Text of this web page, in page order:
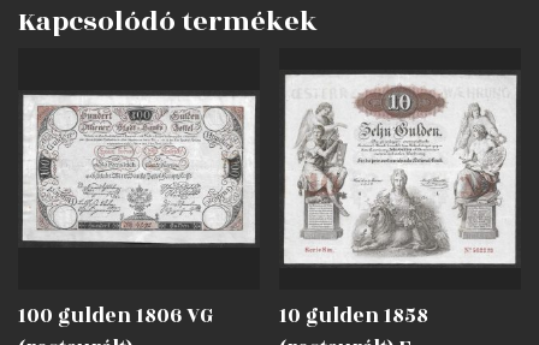
Kapcsolódó termékek
100 gulden 1806 VG
10 gulden 1858